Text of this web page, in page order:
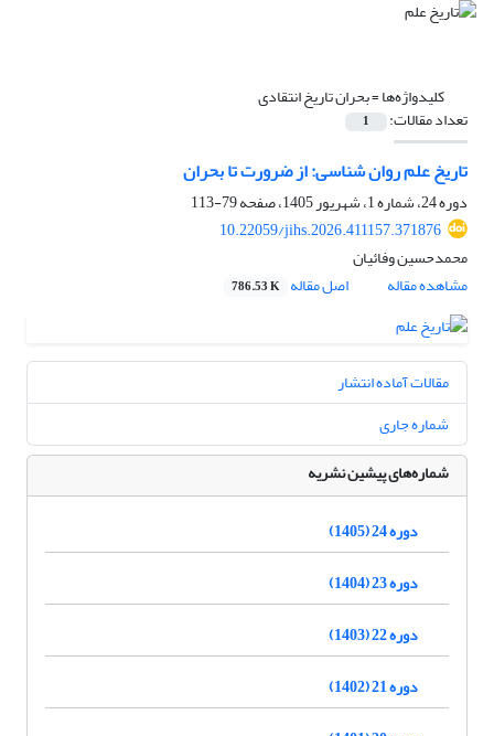
کلیدواژه‌ها =بحران تاریخ انتقادی
تعداد مقالات: 1
تاریخ علم روان شناسی: از ضرورت تا بحران
دوره 24، شماره 1، شهریور 1405، صفحه
79-113
10.22059/jihs.2026.411157.371876
محمدحسین وفائیان
مشاهده مقاله
اصل مقاله 786.53 K
مقالات آماده انتشار
شماره جاری
شماره‌های پیشین نشریه
دوره 24 (1405)
دوره 23 (1404)
دوره 22 (1403)
دوره 21 (1402)